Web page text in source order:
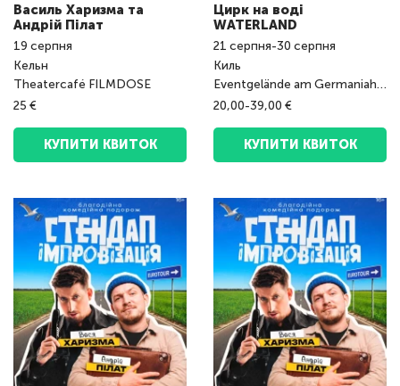
Василь Харизма та
Андрій Пілат
19 серпня
Кельн
Theatercafé FILMDOSE
25 €
КУПИТИ КВИТОК
Цирк на воді
WATERLAND
21 серпня-30 серпня
Киль
Eventgelände am Germaniahafen
20,00-39,00 €
КУПИТИ КВИТОК